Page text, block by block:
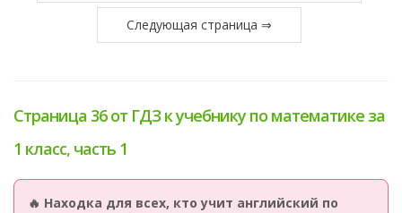
Следующая страница ⇒
Страница 36 от ГДЗ к учебнику по математике за
1 класс, часть 1
🔥 Находка для всех, кто учит английский по